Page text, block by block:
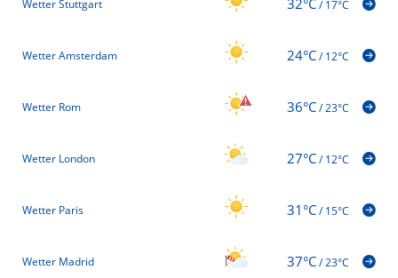
Wetter Stuttgart /17°C
Wetter Amsterdam 24°C/12°C
Wetter Rom 36°C/23°C
Wetter London 27°C/12°C
Wetter Paris 31°C/15°C
Wetter Madrid 37°C/23°C